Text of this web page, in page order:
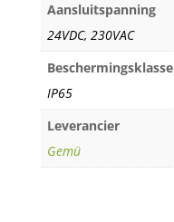
Aansluitspanning
24VDC, 230VAC
Beschermingsklasse
IP65
Leverancier
Gemü